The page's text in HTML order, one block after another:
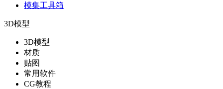
模集工具箱
3D模型
3D模型
材质
贴图
常用软件
CG教程